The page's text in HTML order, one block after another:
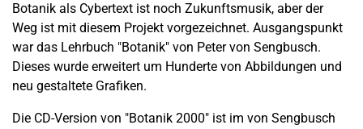
Botanik als Cybertext ist noch Zukunftsmusik, aber der
Weg ist mit diesem Projekt vorgezeichnet. Ausgangspunkt
war das Lehrbuch "Botanik" von Peter von Sengbusch.
Dieses wurde erweitert um Hunderte von Abbildungen und
neu gestaltete Grafiken.
Die CD-Version von "Botanik 2000" ist im von Sengbusch